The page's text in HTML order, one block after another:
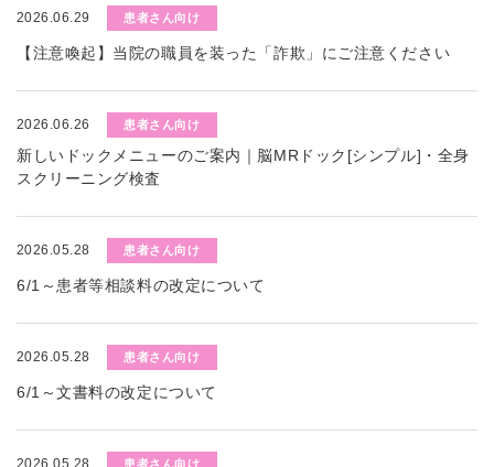
2026.06.29 患者さん向け
【注意喚起】当院の職員を装った「詐欺」にご注意ください
2026.06.26 患者さん向け
新しいドックメニューのご案内｜脳MRドック[シンプル]・全身
スクリーニング検査
2026.05.28 患者さん向け
6/1～患者等相談料の改定について
2026.05.28 患者さん向け
6/1～文書料の改定について
2026.05.28 患者さん向け